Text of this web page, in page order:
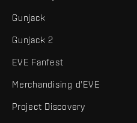
Gunjack
Gunjack 2
EVE Fanfest
Merchandising d'EVE
Project Discovery